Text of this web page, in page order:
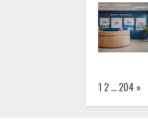
Page:
1 2 … 204 Next
»